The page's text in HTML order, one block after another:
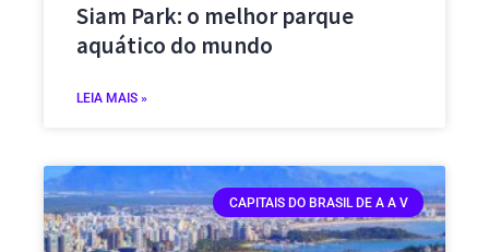
Siam Park: o melhor parque
aquático do mundo
LEIA MAIS »
CAPITAIS DO BRASIL DE A A V